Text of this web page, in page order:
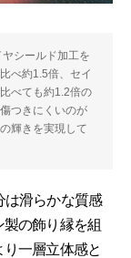
シールド加工を
べ約1.5倍、セイ
べても約1.2倍の
つきにくいのが
輝きを実現して
滑らかな質感
の飾り縁を組
一層立体感と